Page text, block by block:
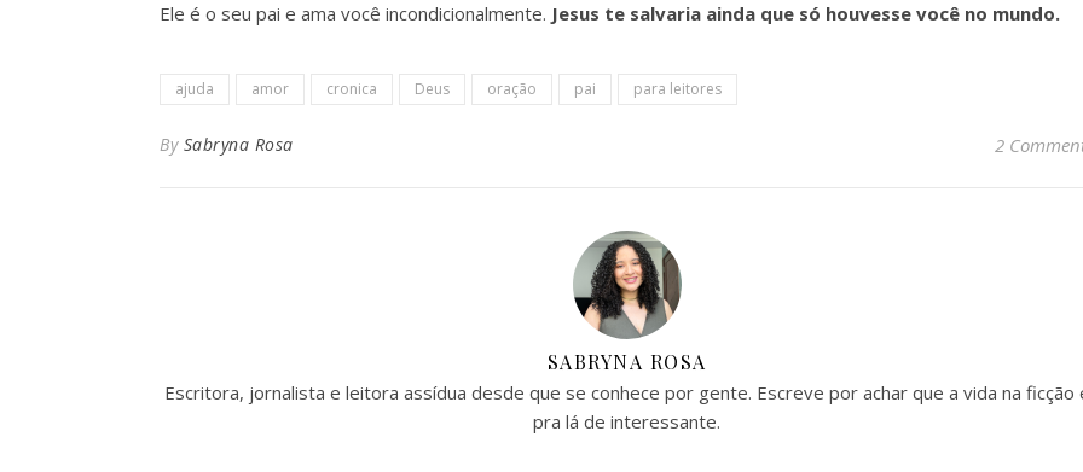
Ele é o seu pai e ama você incondicionalmente. Jesus te salvaria ainda que só houvesse você no mundo.
ajuda amor cronica Deus oração pai para leitores
By Sabryna Rosa 2
SABRYNA ROSA
Escritora, jornalista e leitora assídua desde que se conhece por gente. Escreve por achar que a vida na ficção
pra lá de interessante.